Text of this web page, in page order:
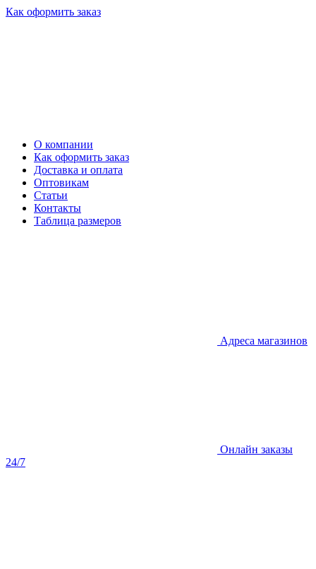
Как оформить заказ
О компании
Как оформить заказ
Доставка и оплата
Оптовикам
Статьи
Контакты
Таблица размеров
Адреса магазинов
Онлайн заказы
24/7